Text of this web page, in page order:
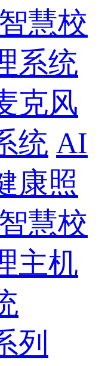
慧校
系统
克风
统 AI
康照
慧校
主机
列